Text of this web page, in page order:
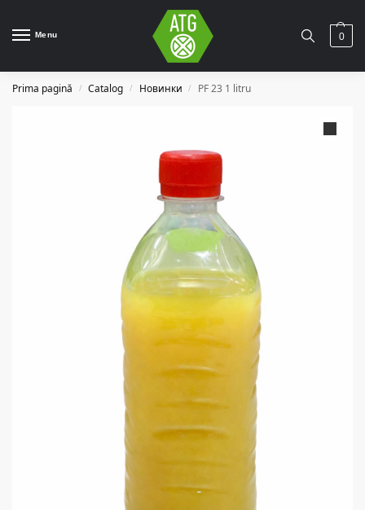
Menu 0
Prima pagină / Catalog / Новинки / PF 23 1 litru